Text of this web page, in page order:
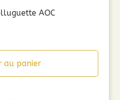
AOC
au panier